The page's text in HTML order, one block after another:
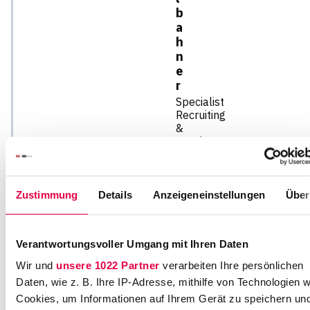
Zustimmung Details Anzeigeneinstellungen
Verantwortungsvoller Umgang mit Ihren Daten
Wir und unsere 1022 Partner verarbeiten Ihre persönlichen
Daten, wie z. B. Ihre IP-Adresse, mithilfe von Technologien
Cookies, um Informationen auf Ihrem Gerät zu speichern
b
a
h
n
e
r
Specialist
Recruiting
&
Employer
M
ai
e
L
a
n